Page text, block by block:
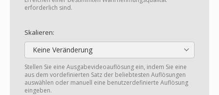
erforderlich sind.
Skalieren:
Keine Veränderung
Stellen Sie eine Ausgabevideoauflösung ein, indem Sie eine
aus dem vordefinierten Satz der beliebtesten Auflösungen
auswählen oder manuell eine benutzerdefinierte Auflösung
eingeben.